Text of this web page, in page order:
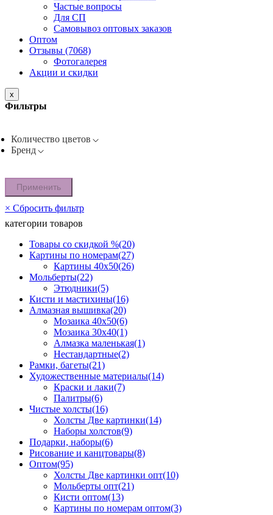
Частые вопросы
Для СП
Самовывоз оптовых заказов
Оптом
Отзывы (7068)
Фотогалерея
Акции и скидки
x
Фильтры
Количество цветов
Бренд
Применить
× Сбросить фильтр
категории товаров
Товары со скидкой %(20)
Картины по номерам(27)
Картины 40x50(26)
Мольберты(22)
Этюдники(5)
Кисти и мастихины(16)
Алмазная вышивка(20)
Мозаика 40x50(6)
Мозаика 30x40(1)
Алмазка маленькая(1)
Нестандартные(2)
Рамки, багеты(21)
Художественные материалы(14)
Краски и лаки(7)
Палитры(6)
Чистые холсты(16)
Холсты Две картинки(14)
Наборы холстов(9)
Подарки, наборы(6)
Рисование и канцтовары(8)
Оптом(95)
Холсты Две картинки опт(10)
Мольберты опт(21)
Кисти оптом(13)
Картины по номерам оптом(3)